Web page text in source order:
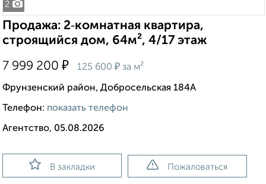
2
Продажа: 2‑комнатная квартира,
строящийся дом, 64м², 4/17 этаж
7 999 200 ₽ 125 600 ₽ за м²
Фрунзенский район, Добросельская 184А
Телефон: показать телефон
Агентство, 05.08.2026
В закладки Пожаловаться